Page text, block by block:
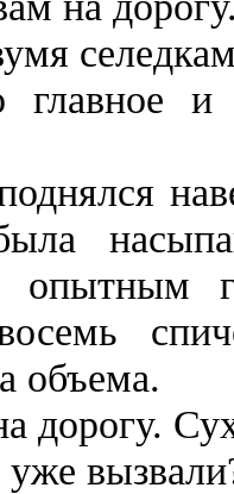
главное
опытным
объема.